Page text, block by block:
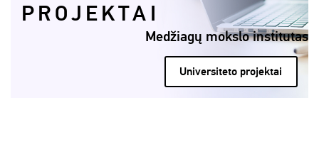
a
PROJEKTAI
Medžiagų mokslo institutas
Universiteto projektai